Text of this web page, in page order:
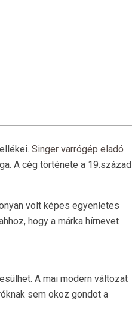
Singer varrógép eladó
A cég története a 19.század
volt képes egyenletes
hogy a márka hírnevet
A mai modern változat
sem okoz gondot a